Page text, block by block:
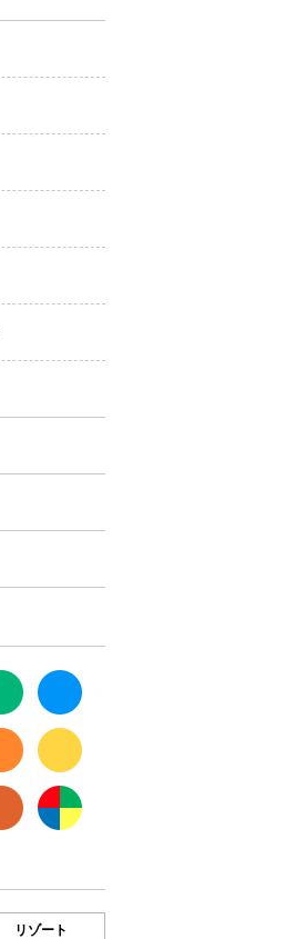
リゾート